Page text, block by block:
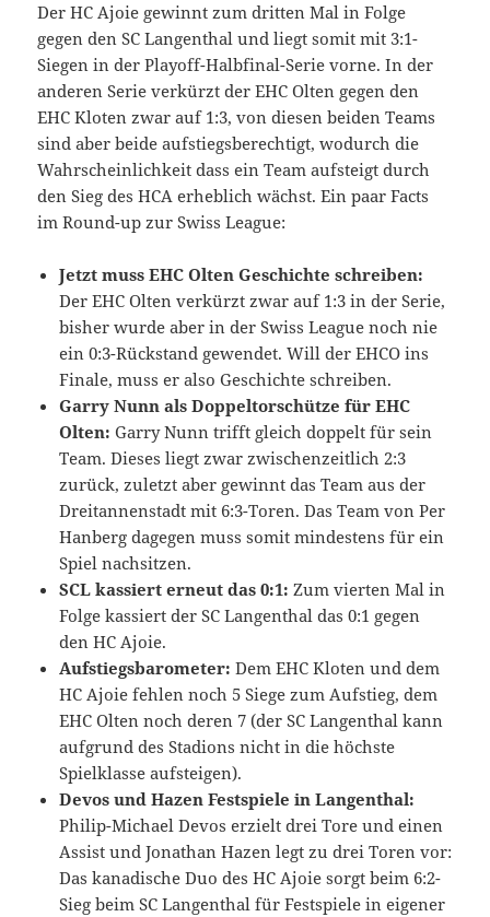
Der HC Ajoie gewinnt zum dritten Mal in Folge
gegen den SC Langenthal und liegt somit mit 3:1-
Siegen in der Playoff-Halbfinal-Serie vorne. In der
anderen Serie verkürzt der EHC Olten gegen den
EHC Kloten zwar auf 1:3, von diesen beiden Teams
sind aber beide aufstiegsberechtigt, wodurch die
Wahrscheinlichkeit dass ein Team aufsteigt durch
den Sieg des HCA erheblich wächst. Ein paar Facts
im Round-up zur Swiss League:
Jetzt muss EHC Olten Geschichte schreiben:
Der EHC Olten verkürzt zwar auf 1:3 in der Serie,
bisher wurde aber in der Swiss League noch nie
ein 0:3-Rückstand gewendet. Will der EHCO ins
Finale, muss er also Geschichte schreiben.
Garry Nunn als Doppeltorschütze für EHC
Olten: Garry Nunn trifft gleich doppelt für sein
Team. Dieses liegt zwar zwischenzeitlich 2:3
zurück, zuletzt aber gewinnt das Team aus der
Dreitannenstadt mit 6:3-Toren. Das Team von Per
Hanberg dagegen muss somit mindestens für ein
Spiel nachsitzen.
SCL kassiert erneut das 0:1:Zum vierten Mal in
Folge kassiert der SC Langenthal das 0:1 gegen
den HC Ajoie.
Aufstiegsbarometer: Dem EHC Kloten und dem
HC Ajoie fehlen noch 5 Siege zum Aufstieg, dem
EHC Olten noch deren 7 (der SC Langenthal kann
aufgrund des Stadions nicht in die höchste
Spielklasse aufsteigen).
Devos und Hazen Festspiele in Langenthal:
Philip-Michael Devos erzielt drei Tore und einen
Assist und Jonathan Hazen legt zu drei Toren vor:
Das kanadische Duo des HC Ajoie sorgt beim 6:2-
Sieg beim SC Langenthal für Festspiele in eigener